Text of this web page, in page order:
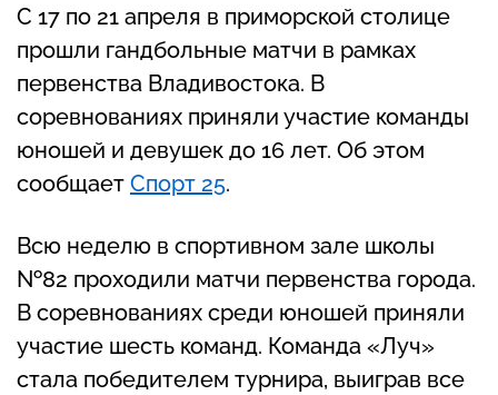
С 17 по 21 апреля в приморской столице
прошли гандбольные матчи в рамках
первенства Владивостока. В
соревнованиях приняли участие команды
юношей и девушек до 16 лет. Об этом
сообщает Спорт 25.
Всю неделю в спортивном зале школы
№82 проходили матчи первенства города.
В соревнованиях среди юношей приняли
участие шесть команд. Команда «Луч»
стала победителем турнира, выиграв все